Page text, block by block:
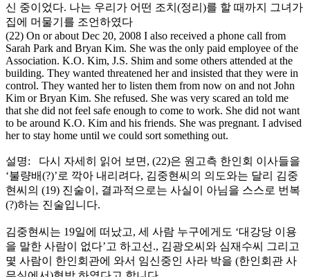
신 중이었다. 나는 우리가 어떤 조치(정리)를 할 때까지 그녀가
집에 머물기를 조언하였다
(22) On or about Dec 20, 2008 I also received a phone call from
Sarah Park and Bryan Kim. She was the only paid employee of the
Association. K.O. Kim, J.S. Shim and some others attended at the
building. They wanted threatened her and insisted that they were in
control. They wanted her to listen them from now on and not John
Kim or Bryan Kim. She refused. She was very scared an told me
that she did not feel safe enough to come to work. She did not want
to be around K.O. Kim and his friends. She was pregnant. I advised
her to stay home until we could sort something out.
설명: 다시 자세히 읽어 보면, (22)은 원고측 한인회 이사들을
‘불량배(?)’로 깍아 내리려다, 김중현씨의 의도와는 달리 김중
현씨의 (19) 진술이, 결과적으로는 사실이 아님을 스스로 번복
(?)하는 진술입니다.
김중현씨는 19일에 떠났고, 세 사람 누구에게도 ‘대강당 이용
을 말한 사람이 없다’고 하고선., 김광오씨와 심재수씨 그리고
몇 사람이 한인회관에 와서 임신중인 사라 박을 (한인회관 사